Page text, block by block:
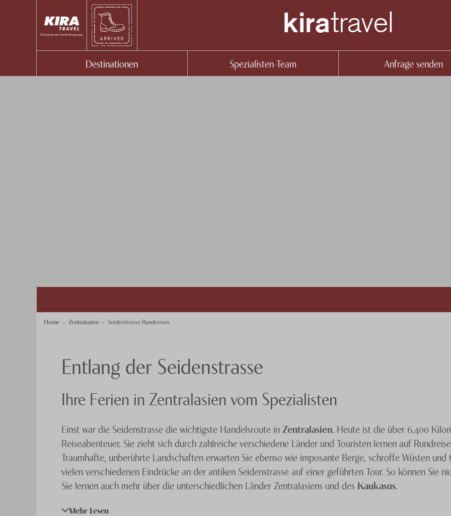
kiratravel
Destinationen Spezialisten-Team Anfrage senden
Home Zentralasien Seidenstrasse Rundreisen
Entlang der Seidenstrasse
Ihre Ferien in Zentralasien vom Spezialisten
Einst war die Seidenstrasse die wichtigste Handelsroute in Zentralasien. Heute ist die über 6.400
Reiseabenteuer. Sie zieht sich durch zahlreiche verschiedene Länder und Touristen lernen auf
Traumhafte, unberührte Landschaften erwarten Sie ebenso wie imposante Berge, schroffe Wüsten
vielen verschiedenen Eindrücke an der antiken Seidenstrasse auf einer geführten Tour. So können Sie
Sie lernen auch mehr über die unterschiedlichen Länder Zentralasiens und des Kaukasus.
Mehr Lesen